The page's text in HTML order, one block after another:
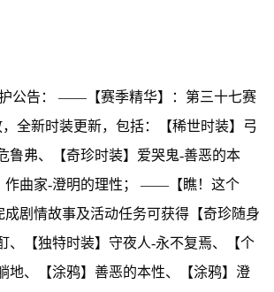
护公告： ——【赛季精华】：第三十七赛
，全新时装更新，包括：【稀世时装】弓
鲁弗、【奇珍时装】爱哭鬼-善恶的本
作曲家-澄明的理性； ——【瞧！这个
成剧情故事及活动任务可获得【奇珍随身
、【独特时装】守夜人-永不复焉、【个
地、【涂鸦】善恶的本性、【涂鸦】澄